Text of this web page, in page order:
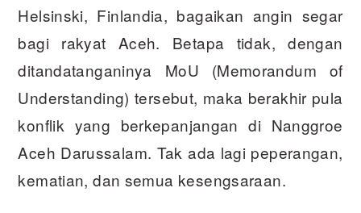
Helsinski, Finlandia, bagaikan angin segar
bagi rakyat Aceh. Betapa tidak, dengan
ditandatanganinya MoU (Memorandum of
Understanding) tersebut, maka berakhir pula
konflik yang berkepanjangan di Nanggroe
Aceh Darussalam. Tak ada lagi peperangan,
kematian, dan semua kesengsaraan.